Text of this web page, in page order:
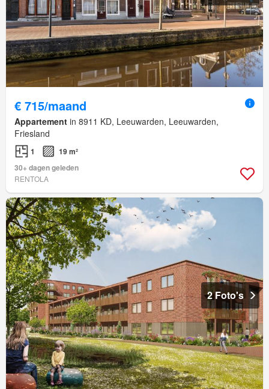
€ 715/maand
Appartement in 8911 KD, Leeuwarden, Leeuwarden,
Friesland
1
19 m²
30+ dagen geleden
RENTOLA
2 Foto's